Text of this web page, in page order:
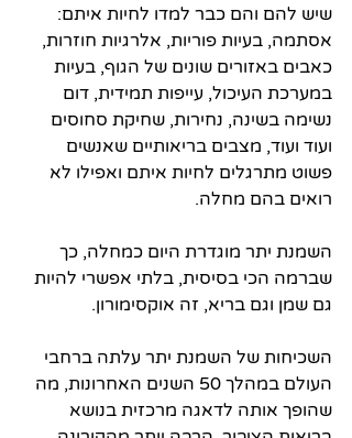
שיש להם והם כבר למדו לחיות איתם:
אסתמה, בעיות פוריות, אלרגיות חוזרות,
כאבים באזורים שונים של הגוף, בעיות
במערכת העיכול, עייפות תמידית, דום
נשימה בשינה, נחירות, שחיקת סחוסים
ועוד ועוד, מצבים בריאותיים שאנשים
פשוט מתרגלים לחיות איתם ואפילו לא
רואים בהם מחלה.
השמנת יתר מוגדרת היום כמחלה, כך
שברמה הכי בסיסית, בלתי אפשרי להיות
גם שמן וגם בריא, זה אוקסימורון.
השכיחות של השמנת יתר עלתה ברחבי
העולם במהלך 50 השנים האחרונות, מה
שהופך אותה לדאגה מרכזית בנושא